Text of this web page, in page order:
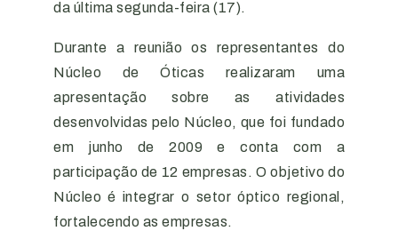
da última segunda-feira (17).
Durante a reunião os representantes do
Núcleo de Óticas realizaram uma
apresentação sobre as atividades
desenvolvidas pelo Núcleo, que foi fundado
em junho de 2009 e conta com a
participação de 12 empresas. O objetivo do
Núcleo é integrar o setor óptico regional,
fortalecendo as empresas.